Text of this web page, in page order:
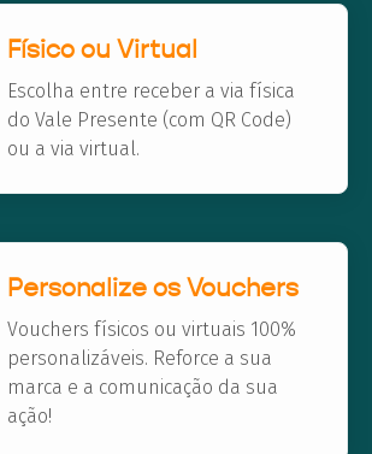
Físico ou Virtual
Escolha entre receber a via física
do Vale Presente (com QR Code)
ou a via virtual.
Personalize os Vouchers
Vouchers físicos ou virtuais 100%
personalizáveis. Reforce a sua
marca e a comunicação da sua
ação!